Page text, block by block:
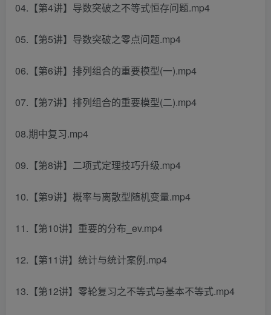
04.【第4讲】导数突破之不等式恒存问题.mp4
05.【第5讲】导数突破之零点问题.mp4
06.【第6讲】排列组合的重要模型(一).mp4
07.【第7讲】排列组合的重要模型(二).mp4
08.期中复习.mp4
09.【第8讲】二项式定理技巧升级.mp4
10.【第9讲】概率与离散型随机变量.mp4
11.【第10讲】重要的分布_ev.mp4
12.【第11讲】统计与统计案例.mp4
13.【第12讲】零轮复习之不等式与基本不等式.mp4